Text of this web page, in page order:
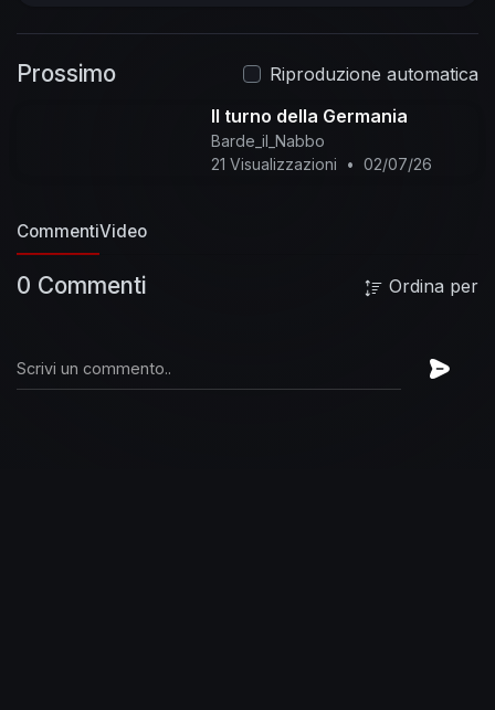
Prossimo
Riproduzione automatica
Il turno della Germania
Barde_il_Nabbo
21 Visualizzazioni
• 02/07/26
CommentiVideo
0 Commenti Ordina per